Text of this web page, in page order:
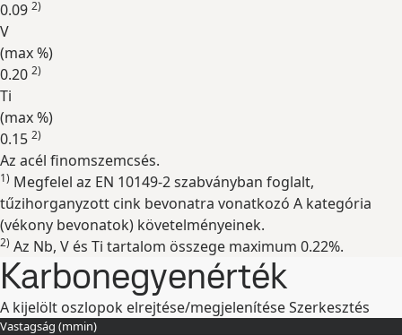
0.09 2)
V
(max%)
0.20 2)
Ti
(max%)
0.15 2)
Kibontás
Az acél finomszemcsés.
1) Megfelel az EN 10149-2 szabványban foglalt,
tűzihorganyzott cink bevonatra vonatkozó A kategória
(vékony bevonatok) követelményeinek.
2) Az Nb, V és Ti tartalom összege maximum 0.22%.
Karbonegyenérték
A kijelölt oszlopok elrejtése/megjelenítéseSzerkesztés
Vastagság (mmin)